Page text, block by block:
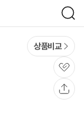
검
색
상품비교
관
심